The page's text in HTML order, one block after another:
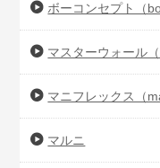
ボーコンセプト（
マスターウォール
マニフレックス（
マルニ